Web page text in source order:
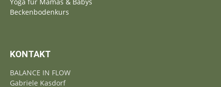
Beckenbodenkurs
KONTAKT
BALANCE IN FLOW
Gabriele Kasdorf